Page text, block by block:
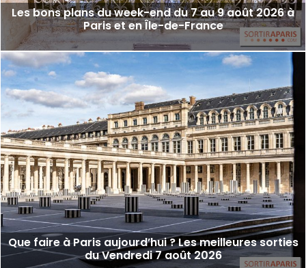
Les bons plans du week-end du 7 au 9 août 2026 à
Paris et en Île-de-France
Que faire à Paris aujourd’hui ? Les meilleures sorties
du Vendredi 7 août 2026